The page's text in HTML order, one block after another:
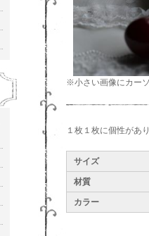
※小さい画像にカー
１枚１枚に個性があ
サイズ
材質
カラー